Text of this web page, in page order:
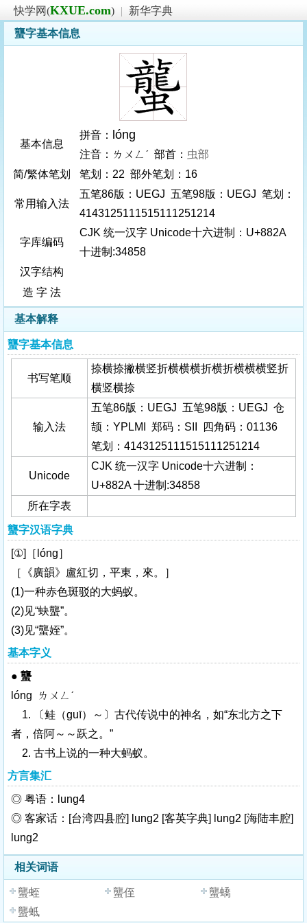
快学网(KXUE.com) |
新华字典
蠪字基本信息
基本信息
拼音： lóng
注音：ㄌㄨㄥˊ 部首： 虫部
简/繁体笔划
笔划：22 部外笔划：16
常用输入法
五笔86版：UEGJ 五笔98版：UEGJ 笔划：
4143125111515111251214
字库编码
CJK 统一汉字 Unicode十六进制：U+882A
十进制:34858
汉字结构
造 字 法
基本解释
蠪字基本信息
书写笔顺
捺横捺撇横竖折横横横折横折横横横竖折
横竖横捺
输入法
五笔86版：UEGJ 五笔98版：UEGJ 仓
颉：YPLMI 郑码：SII 四角码：01136
笔划：4143125111515111251214
Unicode
CJK 统一汉字 Unicode十六进制：
U+882A 十进制:34858
所在字表
蠪字汉语字典
[①]［lóng］
［《廣韻》盧紅切，平東，來。］
(1)一种赤色斑驳的大蚂蚁。
(2)见“蚗蠪”。
(3)见“蠪姪”。
基本字义
● 蠪
lóng ㄌㄨㄥˊ
1. 〔鲑（guī）～〕古代传说中的神名，如“东北方之下
者，倍阿～～跃之。”
2. 古书上说的一种大蚂蚁。
方言集汇
◎ 粤语：lung4
◎ 客家话：[台湾四县腔] lung2 [客英字典] lung2 [海陆丰腔]
lung2
相关词语
蠪蛭 蠪侄
蠪蟜
蠪蚳